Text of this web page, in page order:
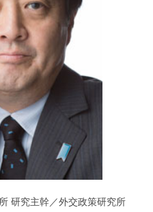
研究主幹／外交政策研究所